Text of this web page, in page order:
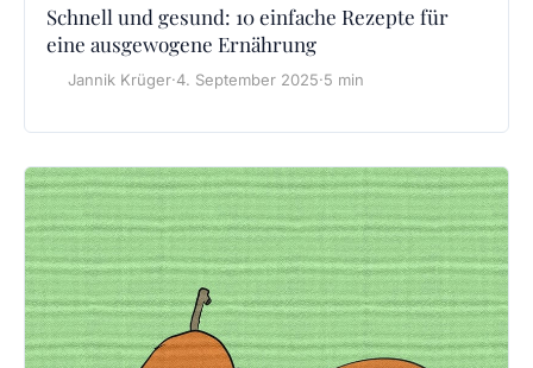
Schnell und gesund: 10 einfache Rezepte für
eine ausgewogene Ernährung
Jannik Krüger·4. September 2025·5 min